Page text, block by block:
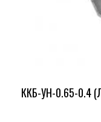
ККБ-УН-0.65-0.4